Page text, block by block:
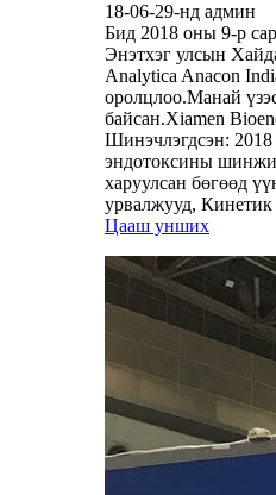
18-06-29-нд админ
Бид 2018 оны 9-р
Энэтхэг улсын
Analytica Anacon
оролцлоо.Манай
байсан.Xiamen
Шинэчлэгдсэн:
эндотоксины
харуулсан бөгөөд
урвалжууд,
Цааш унших